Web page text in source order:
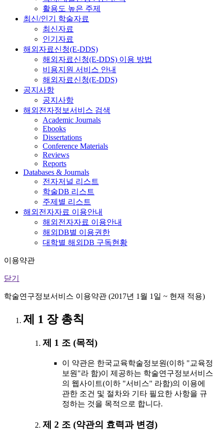
활용도 높은 주제
최신/인기 학술자료
최신자료
인기자료
해외자료신청(E-DDS)
해외자료신청(E-DDS) 이용 방법
비용지원 서비스 안내
해외자료신청(E-DDS)
공지사항
공지사항
해외전자정보서비스 검색
Academic Journals
Ebooks
Dissertations
Conference Materials
Reviews
Reports
Databases & Journals
전자저널 리스트
학술DB 리스트
주제별 리스트
해외전자자료 이용안내
해외전자자료 이용안내
해외DB별 이용권한
대학별 해외DB 구독현황
이용약관
닫기
학술연구정보서비스 이용약관 (2017년 1월 1일 ~ 현재 적용)
제 1 장 총칙
제 1 조 (목적)
이 약관은 한국교육학술정보원(이하 "교육정
보원"라 함)이 제공하는 학술연구정보서비스
의 웹사이트(이하 "서비스" 라함)의 이용에
관한 조건 및 절차와 기타 필요한 사항을 규
정하는 것을 목적으로 합니다.
제 2 조 (약관의 효력과 변경)